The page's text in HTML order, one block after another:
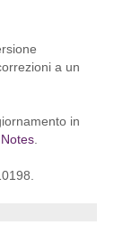
a un
in
.